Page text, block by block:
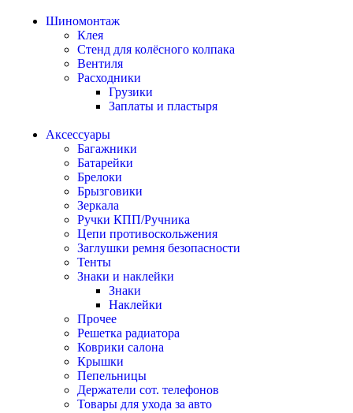
Шиномонтаж
Клея
Стенд для колёсного колпака
Вентиля
Расходники
Грузики
Заплаты и пластыря
Аксессуары
Багажники
Батарейки
Брелоки
Брызговики
Зеркала
Ручки КПП/Ручника
Цепи противоскольжения
Заглушки ремня безопасности
Тенты
Знаки и наклейки
Знаки
Наклейки
Прочее
Решетка радиатора
Коврики салона
Крышки
Пепельницы
Держатели сот. телефонов
Товары для ухода за авто